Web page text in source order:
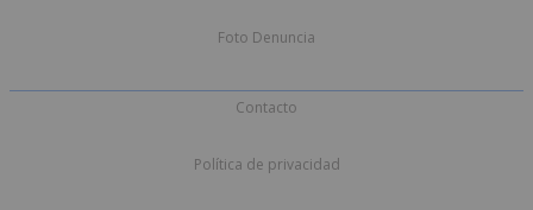
Foto Denuncia
Contacto
Política de privacidad